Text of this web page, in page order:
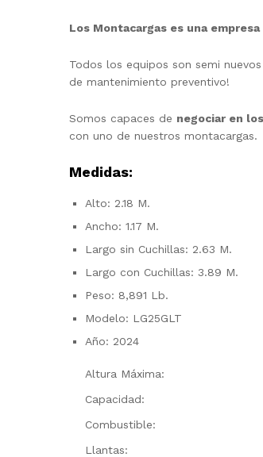
Los Montacargas es una
Todos los equipos son semi
de mantenimiento preventivo!
Somos capaces de negociar en
con uno de nuestros montacargas.
Medidas:
Alto: 2.18 M.
Ancho: 1.17 M.
Largo sin Cuchillas: 2.63 M.
Largo con Cuchillas: 3.89 M.
Peso: 8,891 Lb.
Modelo: LG25GLT
Año: 2024
Altura Máxima:
Capacidad:
Combustible:
Llantas: